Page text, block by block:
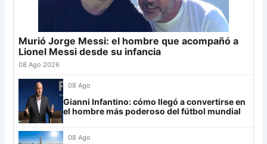
Grupo G
Mirassol
Lanús 9
Always Ready
Sarmiento 19 -8
19 -3 19
Newell's 19 -12 19
26 Central Córdoba 19
27 Platense
28 Riestra
Aldosivi
30 Estudiantes RC 19 -21 9
Murió Jorge Messi: el hombre que acompañó a
Lionel Messi desde su infancia
08 Ago 2026
08 Ago
Gianni Infantino: cómo llegó a convertirse en
el hombre más poderoso del fútbol mundial
08 Ago